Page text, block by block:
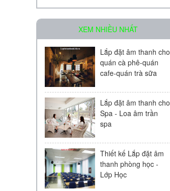
XEM NHIỀU NHẤT
Lắp đặt âm thanh cho
quán cà phê-quán
cafe-quán trà sữa
Lắp đặt âm thanh cho
Spa - Loa âm trần
spa
Thiết kế Lắp đặt âm
thanh phòng học -
Lớp Học